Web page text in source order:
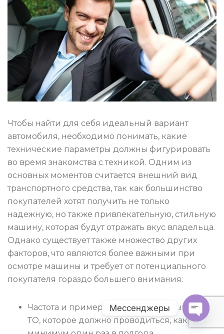
Чтобы найти для себя идеальный вариант
автомобиля, необходимо понимать, какие
технические параметры должны фигурировать
во время знакомства с техникой. Одним из
основных моментов считается внешний вид
транспортного средства, так как большинство
покупателей хотят получить не только
надежную, но также привлекательную, стильную
машину, которая будут отражать вкус владельца.
Однако существует также множество других
факторов, что являются более важными при
осмотре машины и требует от потенциального
покупателя гораздо большего внимания:
Частота и примерная стоимость обычного
ТО, которое должно проводиться, как
Мессенджеры
O